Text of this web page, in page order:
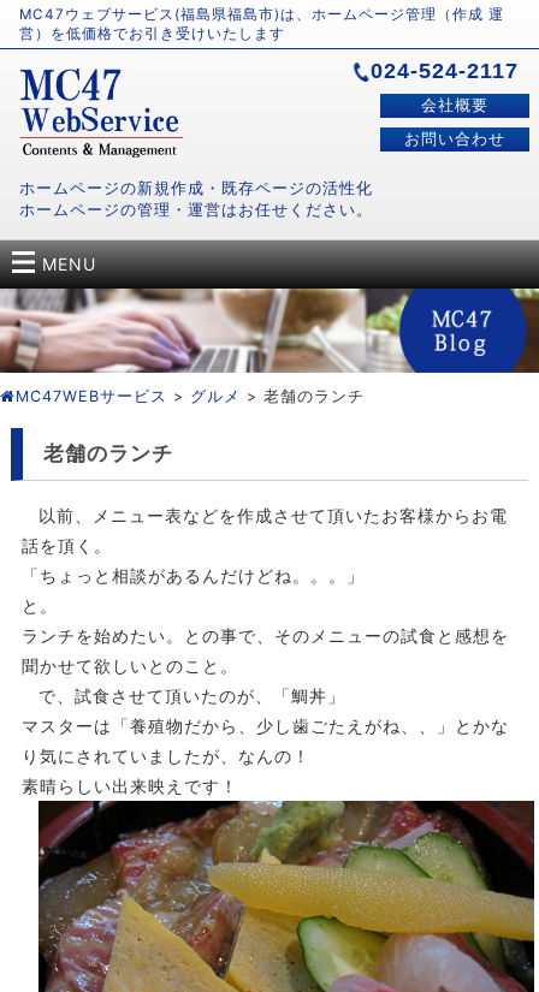
MC47ウェブサービス(福島県福島市)は、ホームページ管理（作成 運
営）を低価格でお引き受けいたします
ホームページの新規作成・既存ページの活性化
ホームページの管理・運営はお任せください。
024-524-2117
会社概要
お問い合わせ
MENU
MC47WEBサービス > グルメ > 老舗のランチ
老舗のランチ
以前、メニュー表などを作成させて頂いたお客様からお電
話を頂く。
「ちょっと相談があるんだけどね。。。」
と。
ランチを始めたい。との事で、そのメニューの試食と感想を
聞かせて欲しいとのこと。
で、試食させて頂いたのが、「鯛丼」
マスターは「養殖物だから、少し歯ごたえがね、、」とかな
り気にされていましたが、なんの！
素晴らしい出来映えです！